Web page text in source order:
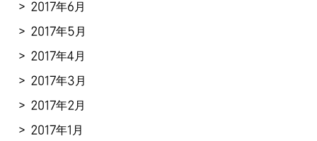
2017年6月
2017年5月
2017年4月
2017年3月
2017年2月
2017年1月